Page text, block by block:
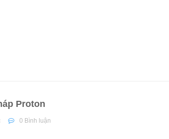
Proton
0 Bình luận